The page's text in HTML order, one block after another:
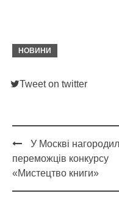
НОВИНИ
Tweet on twitter
Post
navigation
У Москві
переможців конкурсу
«Мистецтво книги»